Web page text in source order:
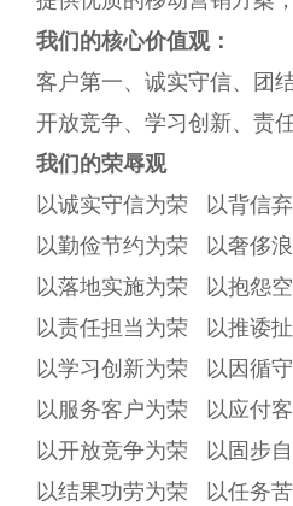
我们的核心价值观：
客户第一、诚实守信、团
开放竞争、学习创新、责
我们的荣辱观
以诚实守信为荣
以背信
以勤俭节约为荣
以奢侈
以落地实施为荣
以抱怨
以责任担当为荣
以推诿
以学习创新为荣
以因循
以服务客户为荣
以应付
以开放竞争为荣
以固步
以结果功劳为荣
以任务